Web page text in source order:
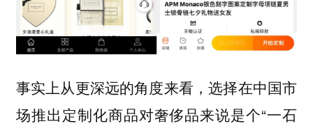
事实上从更深远的角度来看，选择在中国市
场推出定制化商品对奢侈品来说是个“一石